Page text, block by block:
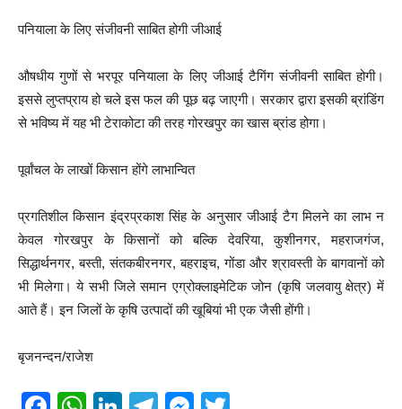
पनियाला के लिए संजीवनी साबित होगी जीआई
औषधीय गुणों से भरपूर पनियाला के लिए जीआई टैगिंग संजीवनी साबित होगी।
इससे लुप्तप्राय हो चले इस फल की पूछ बढ़ जाएगी। सरकार द्वारा इसकी ब्रांडिंग
से भविष्य में यह भी टेराकोटा की तरह गोरखपुर का खास ब्रांड होगा।
पूर्वांचल के लाखों किसान होंगे लाभान्वित
प्रगतिशील किसान इंद्रप्रकाश सिंह के अनुसार जीआई टैग मिलने का लाभ न
केवल गोरखपुर के किसानों को बल्कि देवरिया, कुशीनगर, महराजगंज,
सिद्धार्थनगर, बस्ती, संतकबीरनगर, बहराइच, गोंडा और श्रावस्ती के बागवानों को
भी मिलेगा। ये सभी जिले समान एग्रोक्लाइमेटिक जोन (कृषि जलवायु क्षेत्र) में
आते हैं। इन जिलों के कृषि उत्पादों की खूबियां भी एक जैसी होंगी।
बृजनन्दन/राजेश